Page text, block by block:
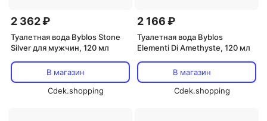
2 362 ₽
Туалетная вода Byblos Stone
Silver для мужчин, 120 мл
В магазин
Cdek.shopping
2 166 ₽
Туалетная вода Byblos
Elementi Di Amethyste, 120 мл
В магазин
Cdek.shopping